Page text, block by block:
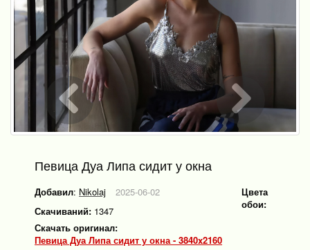
Певица Дуа Липа сидит у окна
Добавил: Nikolaj
2025-06-02
Скачиваний: 1347
Скачать оригинал:
Певица Дуа Липа сидит у окна - 3840x2160
Цвета
обои: